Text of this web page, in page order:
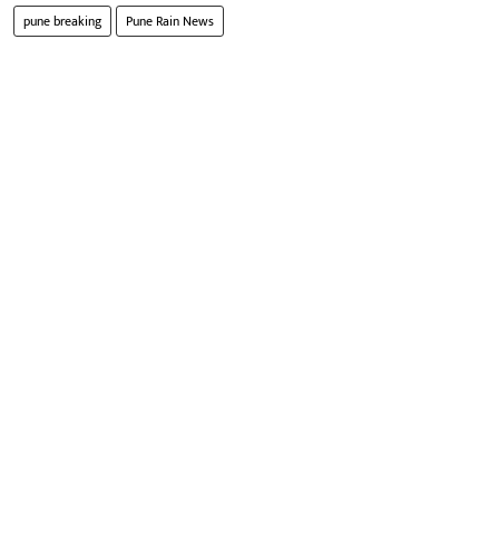
pune breaking
Pune Rain News